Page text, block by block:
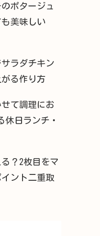
ポタージュ
美味しい
ラダチキン
る作り方
て調理にお
休日ランチ・
？2枚目をマ
ント二重取